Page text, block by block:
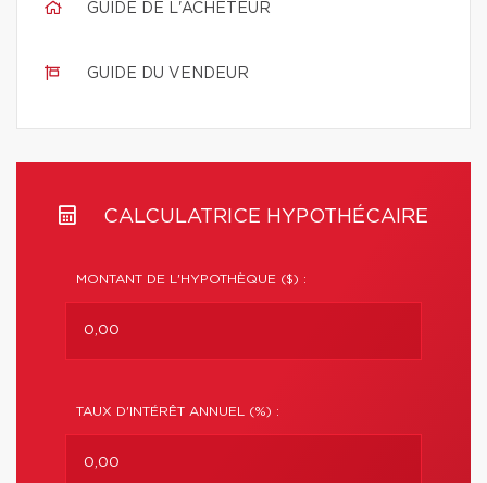
GUIDE DE L'ACHETEUR
GUIDE DU VENDEUR
CALCULATRICE HYPOTHÉCAIRE
MONTANT DE L'HYPOTHÈQUE ($) :
TAUX D'INTÉRÊT ANNUEL (%) :